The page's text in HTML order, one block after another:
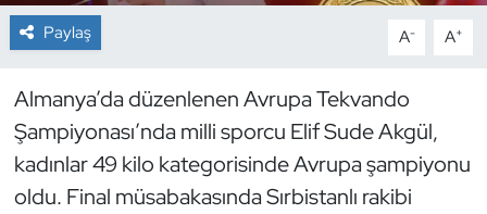
Paylaş A- A+
Almanya’da düzenlenen Avrupa Tekvando
Şampiyonası’nda milli sporcu Elif Sude Akgül,
kadınlar 49 kilo kategorisinde Avrupa şampiyonu
oldu. Final müsabakasında Sırbistanlı rakibi
Dağcılık
Dövüş Sanatı
E-Spor